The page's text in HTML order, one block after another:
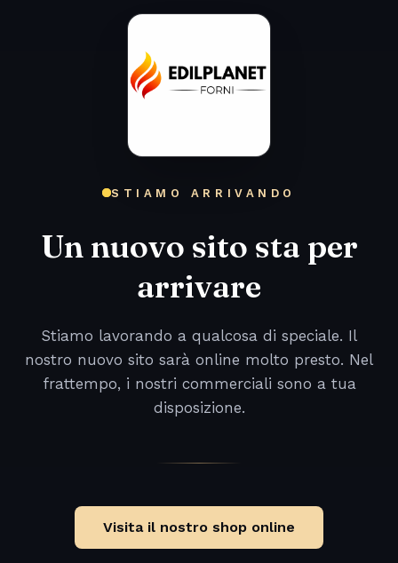
STIAMO ARRIVANDO
Un nuovo sito sta per
arrivare
Stiamo lavorando a qualcosa di speciale. Il
nostro nuovo sito sarà online molto presto. Nel
frattempo, i nostri commerciali sono a tua
disposizione.
Visita il nostro shop online